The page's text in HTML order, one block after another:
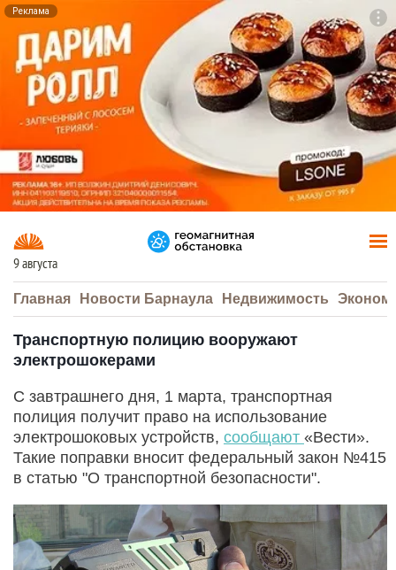
Реклама
9 августа
Главная Новости Барнаула Недвижимость
Транспортную полицию вооружают
электрошокерами
С завтрашнего дня, 1 марта, транспортная
полиция получит право на использование
электрошоковых устройств, сообщают «Вести».
Такие поправки вносит федеральный закон №415
в статью "О транспортной безопасности".